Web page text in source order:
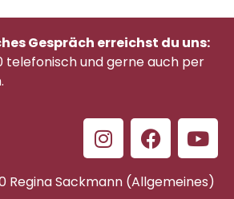
Gespräch erreichst du uns:
telefonischund gerne auch per
Regina Sackmann (Allgemeines)